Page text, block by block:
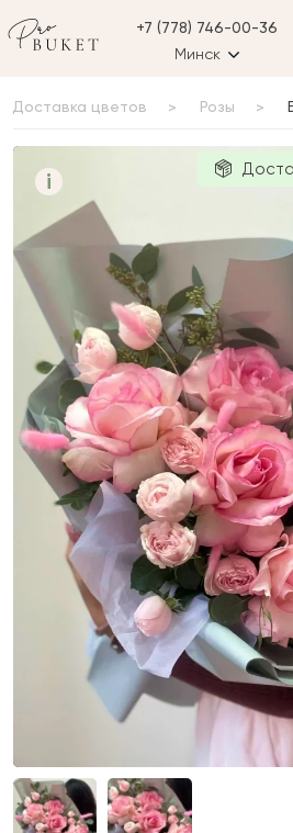
+7 (778) 746-00-36
Минск
Доставка цветов Розы
i
Розовая